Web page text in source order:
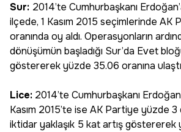
Sur: 2014’te Cumhurbaşkanı
ilçede, 1 Kasım 2015 seçimlerinde AK
oranında oy aldı. Operasyonların
dönüşümün başladığı Sur’da Evet
göstererek yüzde 35.06 oranına
Lice: 2014’te Cumhurbaşkanı
Kasım 2015’te ise AK Partiye yüzde 3
iktidar yaklaşık 5 kat artış göstererek